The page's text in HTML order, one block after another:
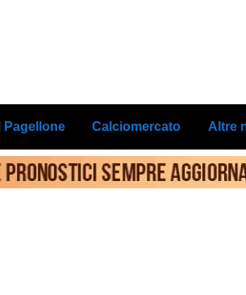
Il Pagellone Calciomercato Altre